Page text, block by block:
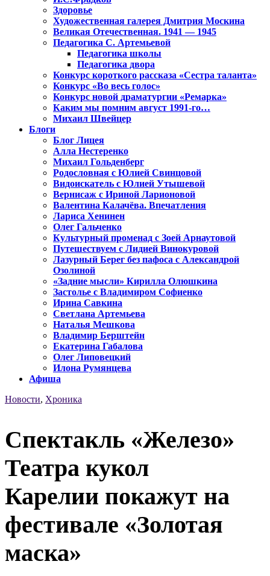
Здоровье
Художественная галерея Дмитрия Москина
Великая Отечественная. 1941 — 1945
Педагогика С. Артемьевой
Педагогика школы
Педагогика двора
Конкурс короткого рассказа «Сестра таланта»
Конкурс «Во весь голос»
Конкурс новой драматургии «Ремарка»
Каким мы помним август 1991-го…
Михаил Швейцер
Блоги
Блог Лицея
Алла Нестеренко
Михаил Гольденберг
Родословная с Юлией Свинцовой
Видоискатель с Юлией Утышевой
Вернисаж с Ириной Ларионовой
Валентина Калачёва. Впечатления
Лариса Хенинен
Олег Гальченко
Культурный променад с Зоей Арнаутовой
Путешествуем с Лидией Винокуровой
Лазурный Берег без пафоса с Александрой
Озолиной
«Задние мысли» Кирилла Олюшкина
Застолье с Владимиром Софиенко
Ирина Савкина
Светлана Артемьева
Наталья Мешкова
Владимир Берштейн
Екатерина Габалова
Олег Липовецкий
Илона Румянцева
Афиша
Новости, Хроника
Спектакль «Железо»
Театра кукол
Карелии покажут на
фестивале «Золотая
маска»